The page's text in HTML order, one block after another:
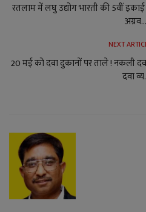
रतलाम में लघु उद्योग भारती की 5वीं
अग्रव...
NEXT
20 मई को दवा दुकानों पर ताले ! नकली
दवा